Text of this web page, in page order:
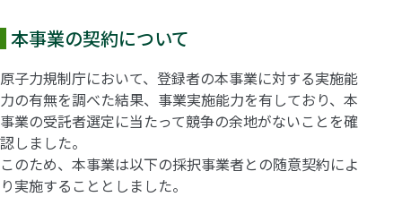
本事業の契約について
原子力規制庁において、登録者の本事業に対する実施能
力の有無を調べた結果、事業実施能力を有しており、本
事業の受託者選定に当たって競争の余地がないことを確
認しました。
このため、本事業は以下の採択事業者との随意契約によ
り実施することとしました。